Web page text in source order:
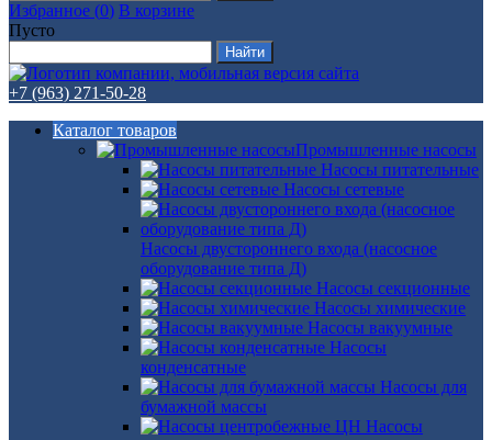
Избранное (0) В корзине
Пусто
+7 (963) 271-50-28
Каталог товаров
Промышленные насосы
Насосы питательные
Насосы сетевые
Насосы двустороннего входа (насосное
оборудование типа Д)
Насосы секционные
Насосы химические
Насосы вакуумные
Насосы
конденсатные
Насосы для
бумажной массы
Насосы